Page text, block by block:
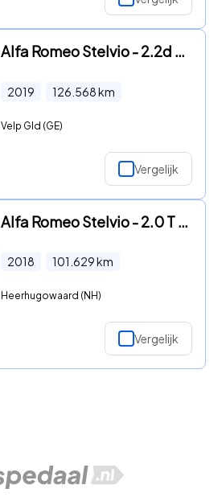
Alfa Romeo Stelvio - 2.2d Super | Pano-dak | Lederen bekleding | Schakelflippers
2019 126.568km
Velp Gld (GE)
Vergelijk
Alfa Romeo Stelvio - 2.0 T AWD Super - 280PK - PANORAMADAK- SPORTSTOELEN - HARMAN
2018 101.629km
Heerhugowaard (NH)
Vergelijk